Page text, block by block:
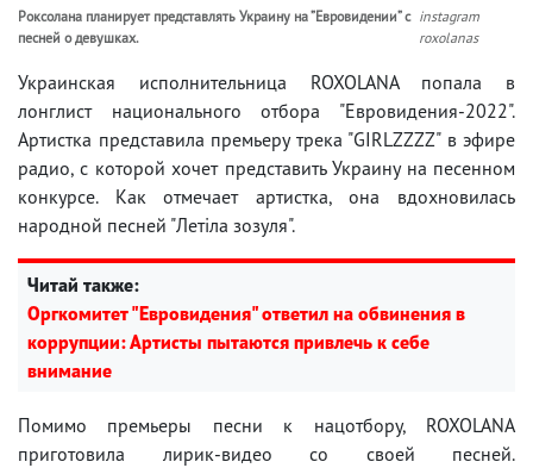
Роксолана планирует представлять Украину на ”Евровидении” с
песней о девушках.
instagram
roxolanas
Украинская исполнительница ROXOLANA попала в
лонглист национального отбора "Евровидения-2022".
Артистка представила премьеру трека "GIRLZZZZ" в эфире
радио, с которой хочет представить Украину на песенном
конкурсе. Как отмечает артистка, она вдохновилась
народной песней "Летіла зозуля".
Читай также:
Оргкомитет "Евровидения" ответил на обвинения в
коррупции: Артисты пытаются привлечь к себе
внимание
Помимо премьеры песни к нацотбору, ROXOLANA
приготовила лирик-видео со своей песней.